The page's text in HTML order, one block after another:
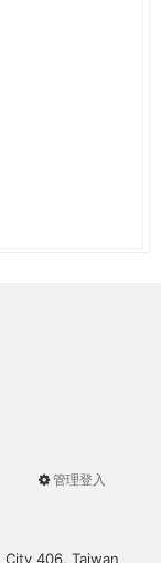
User
管理登入
406, Taiwan